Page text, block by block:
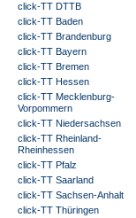
click-TT DTTB
click-TT Baden
click-TT Brandenburg
click-TT Bayern
click-TT Bremen
click-TT Hessen
click-TT Mecklenburg-
Vorpommern
click-TT Niedersachsen
click-TT Rheinland-
Rheinhessen
click-TT Pfalz
click-TT Saarland
click-TT Sachsen-Anhalt
click-TT Thüringen